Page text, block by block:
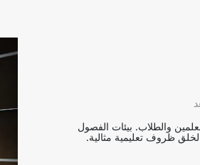
والطلاب. بيئات الفصول
ظروف تعليمية مثالية.